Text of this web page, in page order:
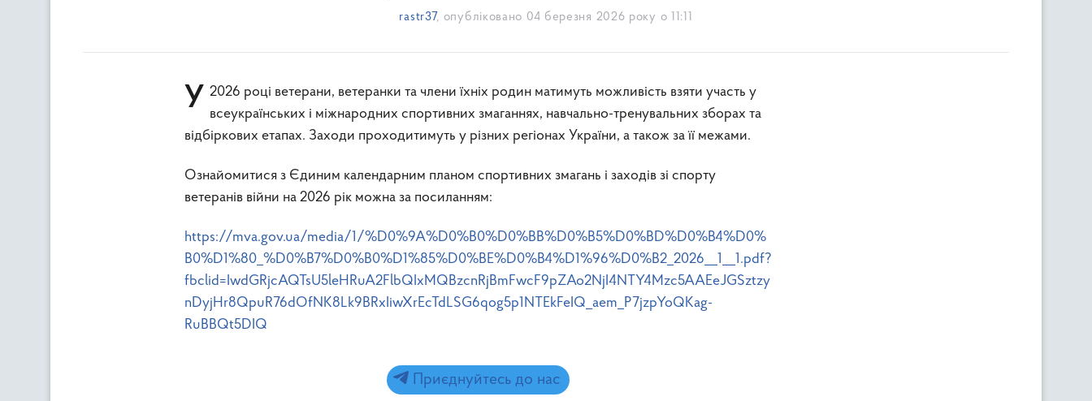
rastr37, опубліковано 04 березня 2026 року о 11:11
У 2026 році ветерани, ветеранки та члени їхніх родин матимуть можливість взяти участь у всеукраїнських і міжнародних спортивних змаганнях, навчально-тренувальних зборах та
відбіркових етапах. Заходи проходитимуть у різних регіонах України, а також за її межами.
Ознайомитися з Єдиним календарним планом спортивних змагань і заходів зі спорту
ветеранів війни на 2026 рік можна за посиланням:
https://mva.gov.ua/media/1/%D0%9A%D0%B0%D0%BB%D0%B5%D0%BD%D0%B4%D0%
B0%D1%80_%D0%B7%D0%B0%D1%85%D0%BE%D0%B4%D1%96%D0%B2_2026__1__1.pdf?
fbclid=IwdGRjcAQTsU5leHRuA2FlbQIxMQBzcnRjBmFwcF9pZAo2NjI4NTY4Mzc5AAEeJGSztzy
nDyjHr8QpuR76dOfNK8Lk9BRxIiwXrEcTdLSG6qog5p1NTEkFeIQ_aem_P7jzpYoQKag-
RuBBQt5DIQ
Приєднуйтесь до нас